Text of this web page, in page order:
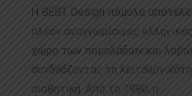
Η BEST Design πόμολα
πλέον αναγνωρίσιμες
χώρο των πομολάδων και
συνδυάζοντας τη
αισθητική. Από το 1990, η ...